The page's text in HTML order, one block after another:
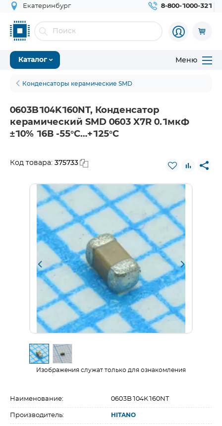
Екатеринбург 8-800-1000-321
Каталог Меню
Конденсаторы керамические SMD
0603B104K160NT, Конденсатор
керамический SMD 0603 X7R 0.1мкФ
±10% 16В -55°С…+125°С
Код товара: 375733
Изображения служат только для ознакомления
Наименование: 0603B104K160NT
Производитель: HITANO